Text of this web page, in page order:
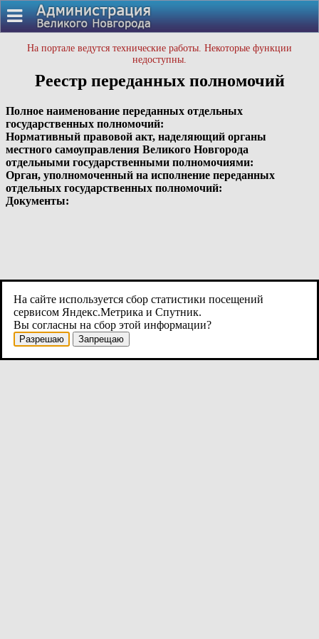
На портале ведутся технические работы. Некоторые функции
недоступны.
Реестр переданных полномочий
Полное наименование переданных отдельных
государственных полномочий:
Нормативный правовой акт, наделяющий органы
местного самоуправления Великого Новгорода
отдельными государственными полномочиями:
Орган, уполномоченный на исполнение переданных
отдельных государственных полномочий:
Документы:
На сайте используется сбор статистики посещений
сервисом Яндекс.Метрика и Спутник.
Вы согласны на сбор этой информации?
Разрешаю Запрещаю